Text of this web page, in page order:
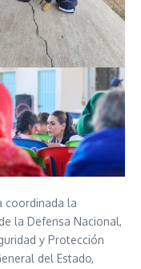
coordinada la
la Defensa Nacional,
y Protección
del Estado,